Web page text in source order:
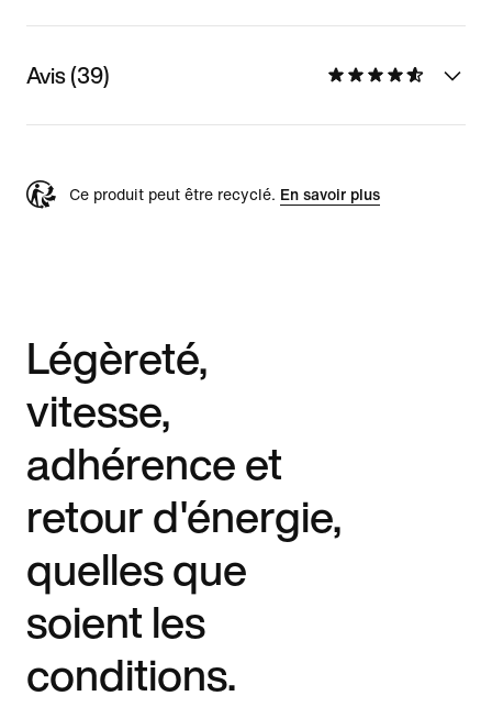
Avis (39)
Ce produit peut être recyclé. En savoir plus
Légèreté,
vitesse,
adhérence et
retour d'énergie,
quelles que
soient les
conditions.